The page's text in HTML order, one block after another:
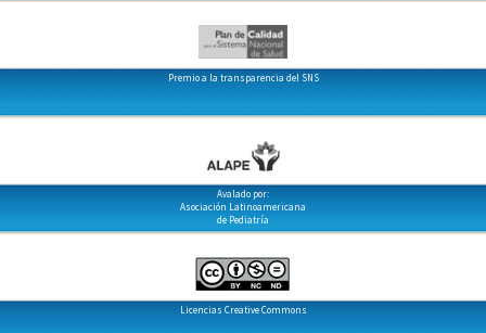
Premio a la transparencia del SNS
Avalado por:
Asociación Latinoamericana
de Pediatría
Licencias Creative Commons